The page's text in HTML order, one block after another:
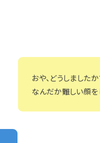
おや、どうしました
なんだか難しい顔を